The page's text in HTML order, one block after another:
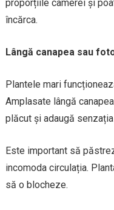
proporțiile camerei și
încărca.
Lângă canapea sau
Plantele mari
Amplasate lângă
plăcut și adaugă
Este important să
incomoda circulația.
să o blocheze.